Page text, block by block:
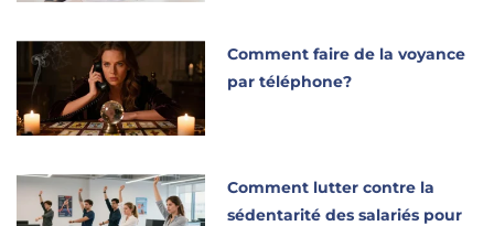
Comment faire de la voyance
par téléphone?
Comment lutter contre la
sédentarité des salariés pour